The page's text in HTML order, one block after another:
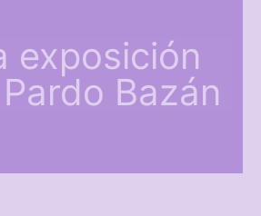
exposición
Bazán